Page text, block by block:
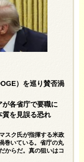
）を巡り賛否渦
が各省庁で要職に
質を見誤る恐れ
スク氏が指揮する米政
巻いている。省庁の丸
からだ。真の狙いはコ